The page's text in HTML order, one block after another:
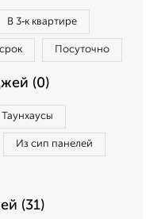
В 3‑к квартире
Посуточно
(0)
Таунхаусы
Из сип панелей
(31)